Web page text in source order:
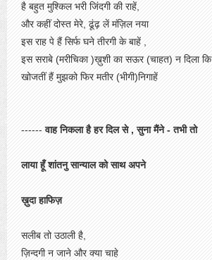
है बहुत मुश्किल भरी जिंदगी की राहें,
और कहीं दोस्त मेरे, ढूंढ़ लें मंज़िल नया
इस राह पे हैं सिर्फ घने तीरगी के बाहें ,
इस सराबे (मरीचिका )ख़ुशी का सऊर (चाहत) न दिला कि
खोजतीं हैं मुझको फिर मतीर (भीगी)निगाहें
------वाह निकला है हर दिल से , सुना मैंने - तभी तो
लाया हूँ शांतनु सान्याल को साथ अपने
ख़ुदा हाफिज़
सलीब तो उठाली है,
ज़िन्दगी न जाने और क्या चाहे